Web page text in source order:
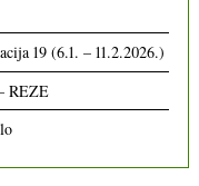
19 (6.1. – 11.2.2026.)
REZE